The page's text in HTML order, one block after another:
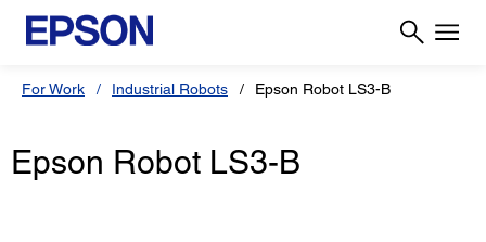
For Work Industrial Robots Epson Robot LS3-B
Epson Robot LS3-B